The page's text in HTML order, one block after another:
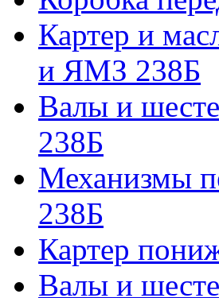
Картер и
и ЯМЗ 238Б
Валы и
238Б
Механизмы
238Б
Картер
Валы и